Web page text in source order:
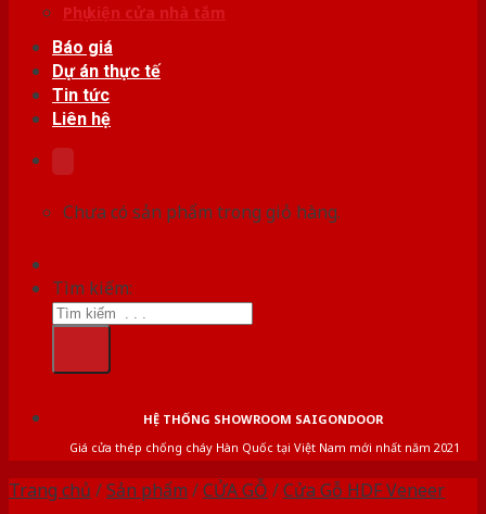
Phụ kiện cửa nhà tắm
Báo giá
Dự án thực tế
Tin tức
Liên hệ
Chưa có sản phẩm trong giỏ hàng.
Tìm kiếm:
HỆ THỐNG SHOWROOM SAIGONDOOR
Giá cửa thép chống cháy Hàn Quốc tại Việt Nam mới nhất năm 2021
Trang chủ /Sản phẩm /CỬA GỖ /Cửa Gỗ HDF Veneer